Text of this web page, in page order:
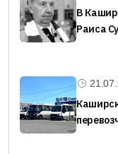
В
Раиса